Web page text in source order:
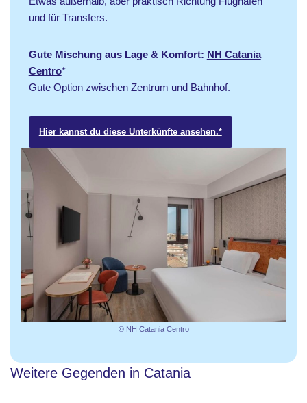
und für Transfers.
Gute Mischung aus Lage & Komfort: NH Catania
Centro*
Gute Option zwischen Zentrum und Bahnhof.
Hier kannst du diese Unterkünfte ansehen.*
© NH Catania Centro
Weitere Gegenden in Catania